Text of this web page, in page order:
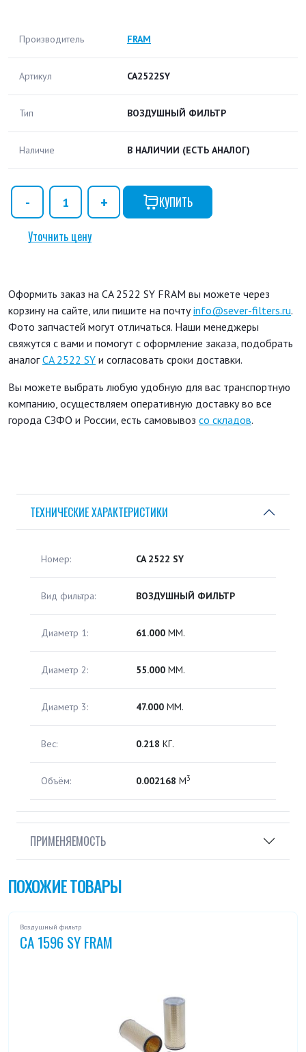
Производитель FRAM
Артикул CA2522SY
Тип ВОЗДУШНЫЙ ФИЛЬТР
Наличие В НАЛИЧИИ (ЕСТЬ АНАЛОГ)
КУПИТЬ
Уточнить цену
Оформить заказ на CA 2522 SY FRAM вы можете через
корзину на сайте, или пишите на почтуinfo@sever-filters.ru.
Фото запчастей могут отличаться. Наши менеджеры
свяжутся с вами и помогут с оформление заказа, подобрать
аналогCA 2522 SY и согласовать сроки доставки.
Вы можете выбрать любую удобную для вас транспортную
компанию, осуществляем оперативную доставку во все
города СЗФО и России, есть самовывоз со складов.
ТЕХНИЧЕСКИЕ ХАРАКТЕРИСТИКИ
Номер: CA 2522 SY
Вид фильтра: ВОЗДУШНЫЙ ФИЛЬТР
Диаметр 1: 61.000 ММ.
Диаметр 2: 55.000 ММ.
Диаметр 3: 47.000 ММ.
Вес: 0.218 КГ.
Объём: 0.002168 М3
ПРИМЕНЯЕМОСТЬ
ПОХОЖИЕ ТОВАРЫ
Воздушный фильтр
CA 1596 SY FRAM